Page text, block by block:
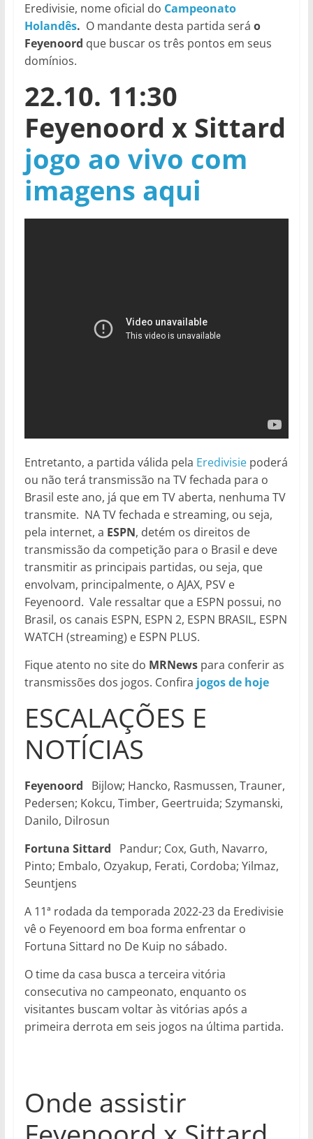
Eredivisie, nome oficial do Campeonato
Holandês. O mandante desta partida será o
Feyenoord que buscar os três pontos em seus
domínios.
22.10. 11:30
Feyenoord x Sittard
jogo ao vivo com
imagens aqui
Entretanto, a partida válida pela Eredivisiepoderá
ou não terá transmissão na TV fechada para o
Brasil este ano, já que em TV aberta, nenhuma TV
transmite. NA TV fechada e streaming, ou seja,
pela internet, a ESPN, detém os direitos de
transmissão da competição para o Brasil e deve
transmitir as principais partidas, ou seja, que
envolvam, principalmente, o AJAX, PSV e
Feyenoord. Vale ressaltar que a ESPN possui, no
Brasil, os canais ESPN, ESPN 2, ESPN BRASIL, ESPN
WATCH (streaming) e ESPN PLUS.
Fique atento no site do MRNewspara conferir as
transmissões dos jogos. Confira jogos de hoje
ESCALAÇÕES E
NOTÍCIAS
Feyenoord
Bijlow; Hancko, Rasmussen, Trauner,
Pedersen; Kokcu, Timber, Geertruida; Szymanski,
Danilo, Dilrosun
Fortuna Sittard
Pandur; Cox, Guth, Navarro,
Pinto; Embalo, Ozyakup, Ferati, Cordoba; Yilmaz,
Seuntjens
A 11ª rodada da temporada 2022-23 da Eredivisie
vê o Feyenoord em boa forma enfrentar o
Fortuna Sittard no De Kuip no sábado.
O time da casa busca a terceira vitória
consecutiva no campeonato, enquanto os
visitantes buscam voltar às vitórias após a
primeira derrota em seis jogos na última partida.
Onde assistir